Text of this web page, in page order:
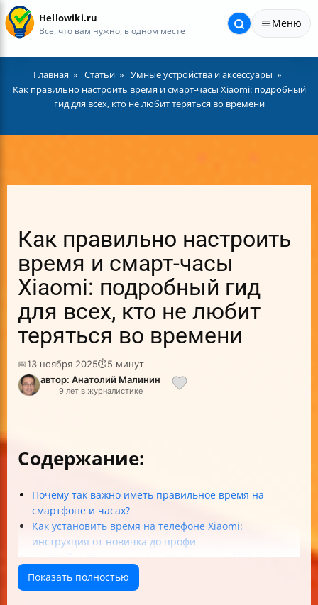
Hellowiki.ru
Всё, что вам нужно, в одном месте
Меню
Главная Статьи
Умные устройства и аксессуары
Как правильно настроить время и смарт-часы Xiaomi: подробный
гид для всех, кто не любит теряться во времени
Как правильно настроить
время и смарт-часы
Xiaomi: подробный гид
для всех, кто не любит
теряться во времени
📅13 ноября 2025⏱5 минут
автор: Анатолий Малинин
9 лет в журналистике
Содержание:
Почему так важно иметь правильное время на
смартфоне и часах?
Как установить время на телефоне Xiaomi:
инструкция от новичка до профи
Настройка времени через приложение «Часы»:
небольшой лайфхак
Где отображается время на Xiaomi?
Показать полностью